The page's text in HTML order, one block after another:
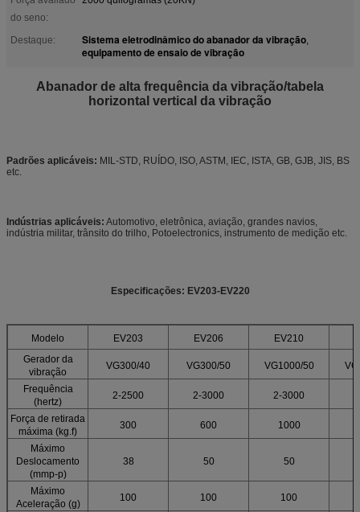
do seno:
Destaque: Sistema eletrodinâmico do abanador da vibração,
equipamento de ensaio de vibração
Abanador de alta frequência da vibração/tabela
horizontal vertical da vibração
Padrões aplicáveis: MIL-STD, RUÍDO, ISO, ASTM, IEC, ISTA, GB, GJB, JIS, BS
etc.
Indústrias aplicáveis: Automotivo, eletrônica, aviação, grandes navios,
indústria militar, trânsito do trilho, Potoelectronics, instrumento de medição etc.
Especificações: EV203-EV220
Modelo EV203 EV206 EV210
Gerador da
vibração
VG300/40 VG300/50 VG1000/50
Frequência
(hertz)
2-2500 2-3000 2-3000
Força de retirada
máxima (kg.f)
300 600 1000
Máximo
Deslocamento
(mmp-p)
38 50 50
Máximo
Aceleração (g)
100 100 100